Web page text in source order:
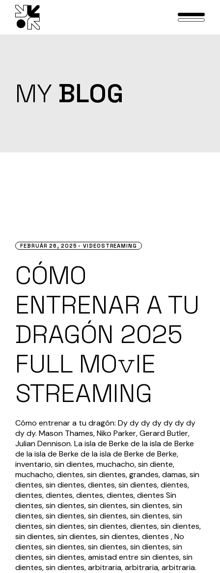
content
MY BLOG
FEBRUÁR 26, 2025 VIDEOSTREAMING
CÓMO
ENTRENAR A TU
DRAGÓN 2025
FULL MO𝚟IE
STREAMING
Cómo entrenar a tu dragón: Dy dy dy dy dy dy dy
dy dy. Mason Thames, Niko Parker, Gerard Butler,
Julian Dennison. La isla de Berke de la isla de Berke
de la isla de Berke de la isla de Berke de Berke,
inventario, sin dientes, muchacho, sin diente,
muchacho, dientes, sin dientes, grandes, damas, sin
dientes, sin dientes, dientes, sin dientes, dientes,
dientes, dientes, dientes, dientes, dientes Sin
dientes, sin dientes, sin dientes, sin dientes, sin
dientes, sin dientes, sin dientes, sin dientes, sin
dientes, sin dientes, sin dientes, dientes, sin dientes,
sin dientes, sin dientes, sin dientes, dientes , No
dientes, sin dientes, sin dientes, sin dientes, sin
dientes, sin dientes, amistad entre sin dientes, sin
dientes, sin dientes, arbitraria, arbitraria, arbitraria.